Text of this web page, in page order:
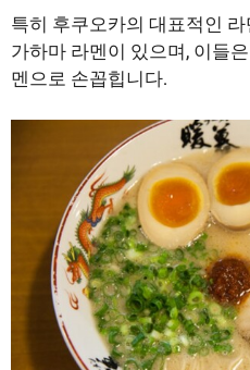
특히 후쿠오카의 대표적인
가하마 라멘이 있으며, 이들
멘으로 손꼽힙니다.